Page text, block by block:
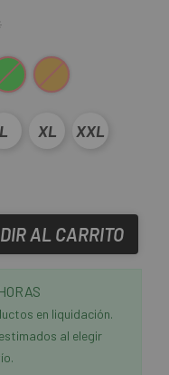
Naranja-Verde
L XL XXL
AL CARRITO
en liquidación.
al elegir